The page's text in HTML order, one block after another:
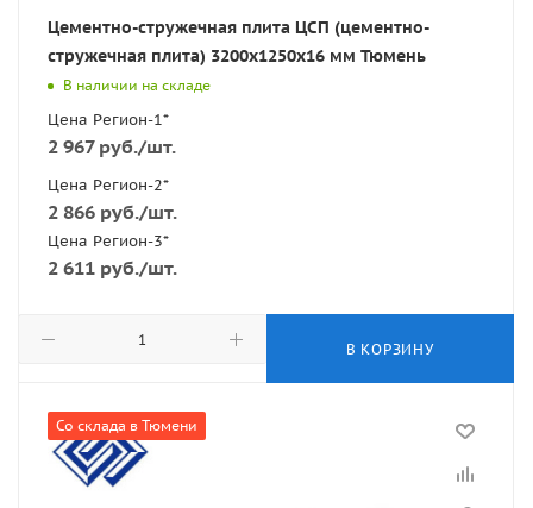
Цементно-стружечная плита ЦСП (цементно-
стружечная плита) 3200х1250х16 мм Тюмень
В наличии на складе
Цена Регион-1*
2 967руб./шт.
Цена Регион-2*
2 866 руб./шт.
Цена Регион-3*
2 611 руб./шт.
В КОРЗИНУ
Со склада в Тюмени